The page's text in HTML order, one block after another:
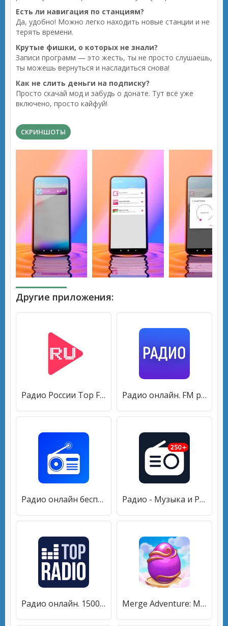
Есть ли навигация по станциям?
Да, удобно! Можно легко находить новые станции и не
терять времени.
Крутые фишки, о которых не знали?
Записи программ — это жесть, ты не просто слушаешь,
ты можешь вернуться и насладиться снова!
Как не слить деньги на подписку?
Просто скачай мод и забудь о донате. Тут всё уже
включено, просто кайфуй!
СКРИНШОТЫ
Другие приложения:
Радио России Top FM: онлайн Музыка бесплатно Радио онлайн. FM радио
Радио онлайн бесплатно слушать - React Radio FM Радио - Музыка и Радио Онлайн (Radio FM)
Радио онлайн. 1500+ радиостанций Merge Adventure: Magic Dragons